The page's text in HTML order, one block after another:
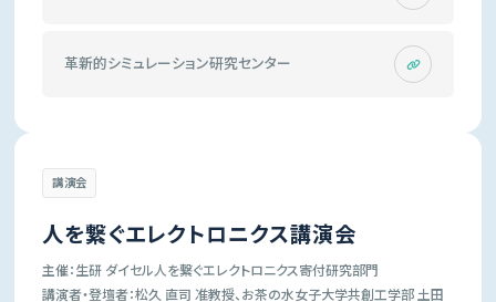
革新的シミュレーション研究センター
講演会
人を繋ぐエレクトロニクス講演会
主催：生研 ダイセル人を繋ぐエレクトロニクス寄付研究部門
講演者・登壇者：松久 直司 准教授、お茶の水女子大学共創工学部 土田